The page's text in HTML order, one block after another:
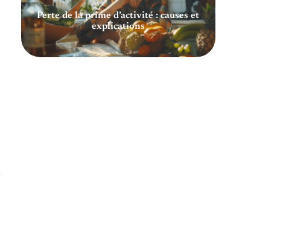
Perte de la prime d’activité : causes et
explications